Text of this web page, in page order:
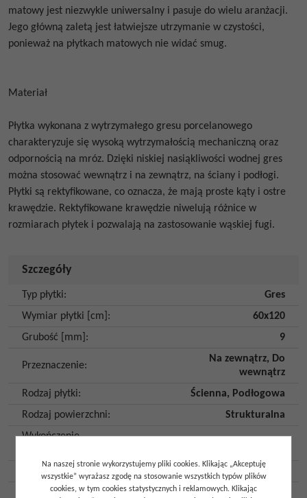
matowy jest niezwykle uniwersalny i pasuje do wielu aranżacji.
Jego główną zaletą jest łatwiejsze utrzymanie w czystości,
ponieważ na płytkach matowych nie widać smug.
Materiał
Płytka wykonana z wytrzymałego gresu porcelanowego
charakteryzuje się wysoką wytrzymałością mechaniczną oraz
odpornością na mróz. Dzięki niskiej nasiąkliwości wodnej gres
można stosować wewnątrz i na zewnątrz, na ściany i podłogi.
Płytki są rektyfikowane, co oznacza, że mają proste kąty i ostre
krawędzie. Rektyfikowane krawędzie niwelują różnice w
rozmiarach płytek i pozwalają na zastosowanie wąskiej fugi.
Szczegóły
Typ płytki:
Gres
Wymiar płytki [cm] :
60x120
Grubość [mm] : 9
Przeznaczenie:
Na zewnątrz, Do
wewnątrz
Rodzaj płytki: Ścienna, Podłogowa
Rodzaj powierzchni:
Strukturalna
Wykończenie
Trawertyn
Na naszej stronie wykorzystujemy pliki cookies. Klikając „Akceptuję
wszystkie” wyrażasz zgodę na stosowanie wszystkich typów plików
cookies, w tym cookies statystycznych i reklamowych. Klikając